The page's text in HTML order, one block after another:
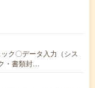
ク〇データ入力（シス
・書類封…